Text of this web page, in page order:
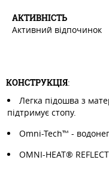
АКТИВНIСТЬ
Активний відпочинок
КОНСТРУКЦІЯ:
Легка підошва з
підтримує стопу.
Omni-Tech™ -
OMNI-HEAT®